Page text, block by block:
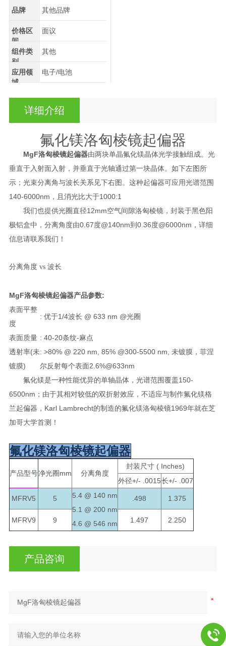
品牌 其他品牌
价格区
间
面议
组件类
别
其他
应用领
域
电子/电池
详细介绍
氟化镁洛匈棱镜起偏器
MgF洛匈棱镜起偏器由两块单晶氟化镁晶体光学接触组成。光
垂直于入射面入射，并垂直于光轴通过第一块晶体。如下左图所
示；光束分离角与波长关系见下右图。这种起偏器可应用光谱范围
140-6000nm，且消光比大于1000:1
我们也提供光圈直径12mm空气间隙洛匈棱镜，封装于黑色阳
极铝盒中，分离角度由0.67度@140nm到0.36度@6000nm，详细
信息请联系我们！
分离角度 vs 波长
MgF洛匈棱镜起偏器产品参数:
表面平整
度
: 优于1/4波长 @ 633 nm @光圈
表面质量 : 40-20条纹-麻点
透射率(未
镀膜)
: >80% @ 220 nm, 85% @300-5500 nm, 未镀膜，菲涅
尔反射每个表面2.6%@633nm
氟化镁是一种性能优异的单轴晶体，光谱范围覆盖150-
6500nm；由于其相对较低的双折射效应，不适应与制作氟化镁格
兰起偏器，Karl Lambrecht的制造的氟化镁洛匈棱镜1969年就在芝
加哥大学首测！
氟化镁洛匈棱镜起偏器
产品型号净光圈mm 分离角度
封装尺寸 ( Inches)
外径+/- .0015长+/- .007
MFRV5 5
5.4 @ 140 nm
5.1 @ 200 nm
4.6 @ 546 nm
.498 1.375
MFRV9 9 1.497 2.250
产品咨询